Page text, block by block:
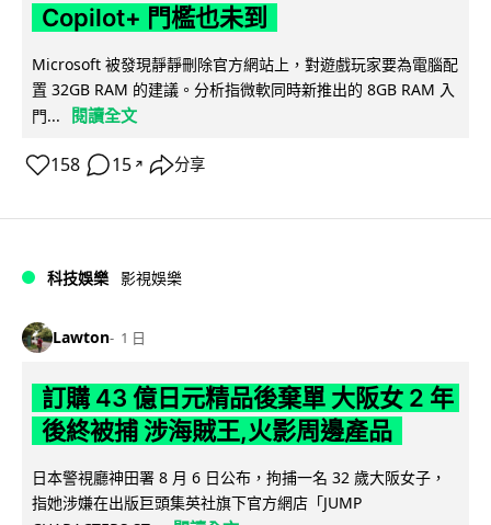
Copilot+ 門檻也未到
Microsoft 被發現靜靜刪除官方網站上，對遊戲玩家要為電腦配
置 32GB RAM 的建議。分析指微軟同時新推出的 8GB RAM 入
門...
閱讀全文
158 15 ↗ 分享
科技娛樂 影視娛樂
Lawton 1 日
訂購 43 億日元精品後棄單 大阪女 2 年
後終被捕 涉海賊王,火影周邊產品
日本警視廳神田署 8 月 6 日公布，拘捕一名 32 歲大阪女子，
指她涉嫌在出版巨頭集英社旗下官方網店「JUMP